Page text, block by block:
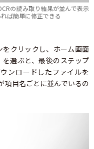
の読み取り結果が並んで表示
ば簡単に修正できる
クリックし、ホーム画面
を選ぶと、最後のステップ
ンロードしたファイルを
項目名ごとに並んでいるの